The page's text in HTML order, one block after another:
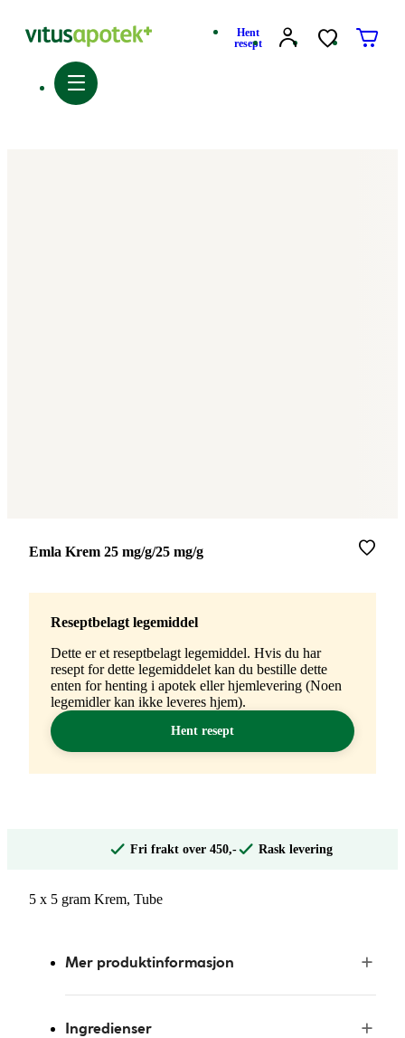
Hent
resept
Merke
Emla Krem 25 mg/g/25 mg/g
Reseptbelagt legemiddel
Dette er et reseptbelagt legemiddel. Hvis du har
resept for dette legemiddelet kan du bestille dette
enten for henting i apotek eller hjemlevering (Noen
legemidler kan ikke leveres hjem).
Hent resept
Fri frakt over 450,- Rask levering
5 x 5 gram Krem, Tube
Mer produktinformasjon
Ingredienser